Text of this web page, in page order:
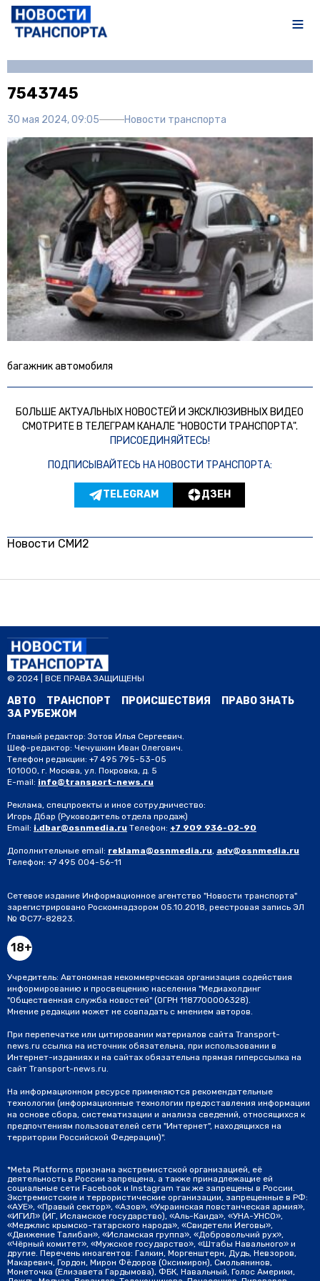
7543745
30 мая 2024, 09:05 Новости транспорта
багажник автомобиля
БОЛЬШЕ АКТУАЛЬНЫХ НОВОСТЕЙ И ЭКСКЛЮЗИВНЫХ ВИДЕО
СМОТРИТЕ В ТЕЛЕГРАМ КАНАЛЕ "НОВОСТИ ТРАНСПОРТА".
ПРИСОЕДИНЯЙТЕСЬ!
ПОДПИСЫВАЙТЕСЬ НА НОВОСТИ ТРАНСПОРТА:
TELEGRAM ДЗЕН
Новости СМИ2
© 2024 | ВСЕ ПРАВА ЗАЩИЩЕНЫ
АВТО ТРАНСПОРТ ПРОИСШЕСТВИЯ
ПРАВО ЗНАТЬ
ЗА РУБЕЖОМ
Главный редактор: Зотов Илья Сергеевич.
Шеф-редактор: Чечушкин Иван Олегович.
Телефон редакции: +7 495 795-53-05
101000, г. Москва, ул. Покровка, д. 5
E-mail: info@transport-news.ru
Реклама, спецпроекты и иное сотрудничество:
Игорь Дбар (Руководитель отдела продаж)
Email: i.dbar@osnmedia.ru Телефон: +7 909 936-02-90
Дополнительные email: reklama@osnmedia.ru, adv@osnmedia.ru
Телефон: +7 495 004-56-11
Сетевое издание Информационное агентство "Новости транспорта"
зарегистрировано Роскомнадзором 05.10.2018, реестровая запись ЭЛ
№ ФС77-82823.
18+
Учредитель: Автономная некоммерческая организация содействия
информированию и просвещению населения "Медиахолдинг
"Общественная служба новостей" (ОГРН 1187700006328).
Мнение редакции может не совпадать с мнением авторов.
При перепечатке или цитировании материалов сайта Transport-
news.ru ссылка на источник обязательна, при использовании в
Интернет-изданиях и на сайтах обязательна прямая гиперссылка на
сайт Transport-news.ru.
На информационном ресурсе применяются рекомендательные
технологии (информационные технологии предоставления информации
на основе сбора, систематизации и анализа сведений, относящихся к
предпочтениям пользователей сети "Интернет", находящихся на
территории Российской Федерации)".
*Meta Platforms признана экстремистской организацией, её
деятельность в России запрещена, а также принадлежащие ей
социальные сети Facebook и Instagram так же запрещены в России.
Экстремистские и террористические организации, запрещенные в РФ:
«АУЕ», «Правый сектор», «Азов», «Украинская повстанческая армия»,
«ИГИЛ» (ИГ, Исламское государство), «Аль-Каида», «УНА-УНСО»,
«Меджлис крымско-татарского народа», «Свидетели Иеговы»,
«Движение Талибан», «Исламская группа», «Добровольчий рух»,
«Чёрный комитет», «Мужское государство», «Штабы Навального» и
другие. Перечень иноагентов: Галкин, Моргенштерн, Дудь, Невзоров,
Макаревич, Гордон, Мирон Фёдоров (Оксимирон), Смольянинов,
Монеточка (Елизавета Гардымова), ФБК, Навальный, Голос Америки,